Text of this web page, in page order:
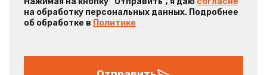
на обработку персональных данных. Подробнее
об обработке в Политике